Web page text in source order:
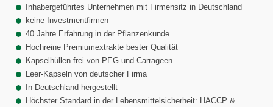
Inhabergeführtes Unternehmen mit Firmensitz in Deutschland
keine Investmentfirmen
40 Jahre Erfahrung in der Pflanzenkunde
Hochreine Premiumextrakte bester Qualität
Kapselhüllen frei von PEG und Carrageen
Leer-Kapseln von deutscher Firma
In Deutschland hergestellt
Höchster Standard in der Lebensmittelsicherheit: HACCP &